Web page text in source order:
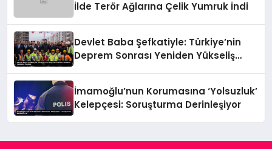
İlde Terör Ağlarına Çelik Yumruk İndi
Devlet Baba Şefkatiyle: Türkiye’nin
Deprem Sonrası Yeniden Yükseliş
İmamoğlu’nun Korumasına ‘Yolsuzluk’
Kelepçesi: Soruşturma Derinleşiyor